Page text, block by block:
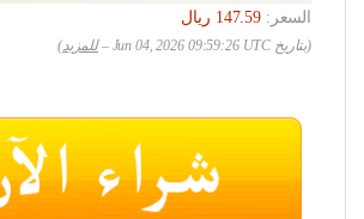
السعر:
‏147.59 ريال
(بتاريخ Jun 04, 2026 09:59:26 UTC – للمزيد)